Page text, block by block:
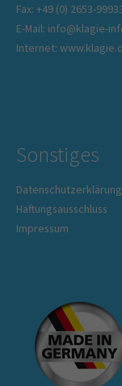
Fax: +49 (0) 2653-
E-Mail: info@klagie-
Internet:
Sonstiges
Datenschutzerklärung
Haftungsausschluss
Impressum